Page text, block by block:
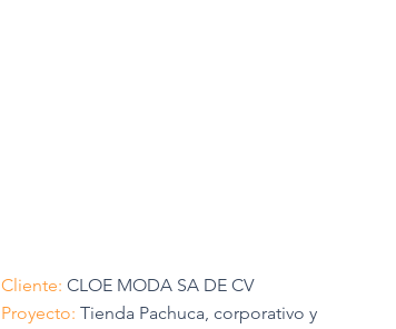
Cliente: CLOE MODA SA DE CV
Proyecto:Tienda Pachuca, corporativo y